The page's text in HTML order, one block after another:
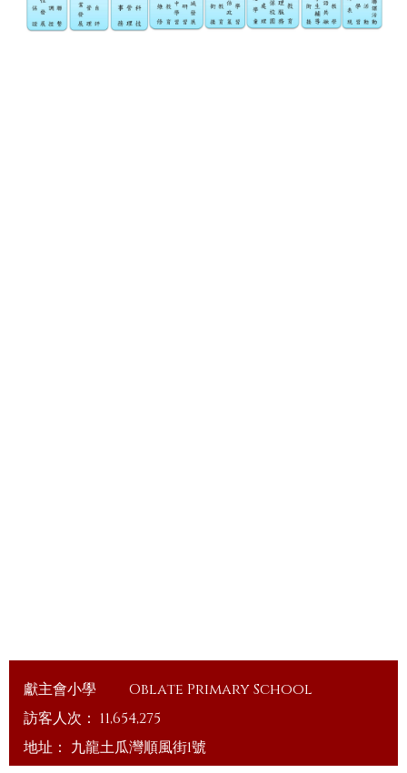
獻主會小學
Oblate Primary School
訪客人次： 11,654,275
地址： 九龍土瓜灣順風街1號